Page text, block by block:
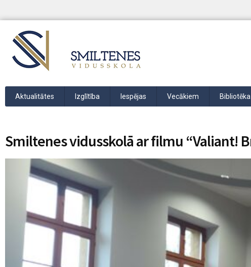
Aktualitātes Izglītība Iespējas Vecākiem Bibliotēka
Smiltenes vidusskolā ar filmu “Valiant!